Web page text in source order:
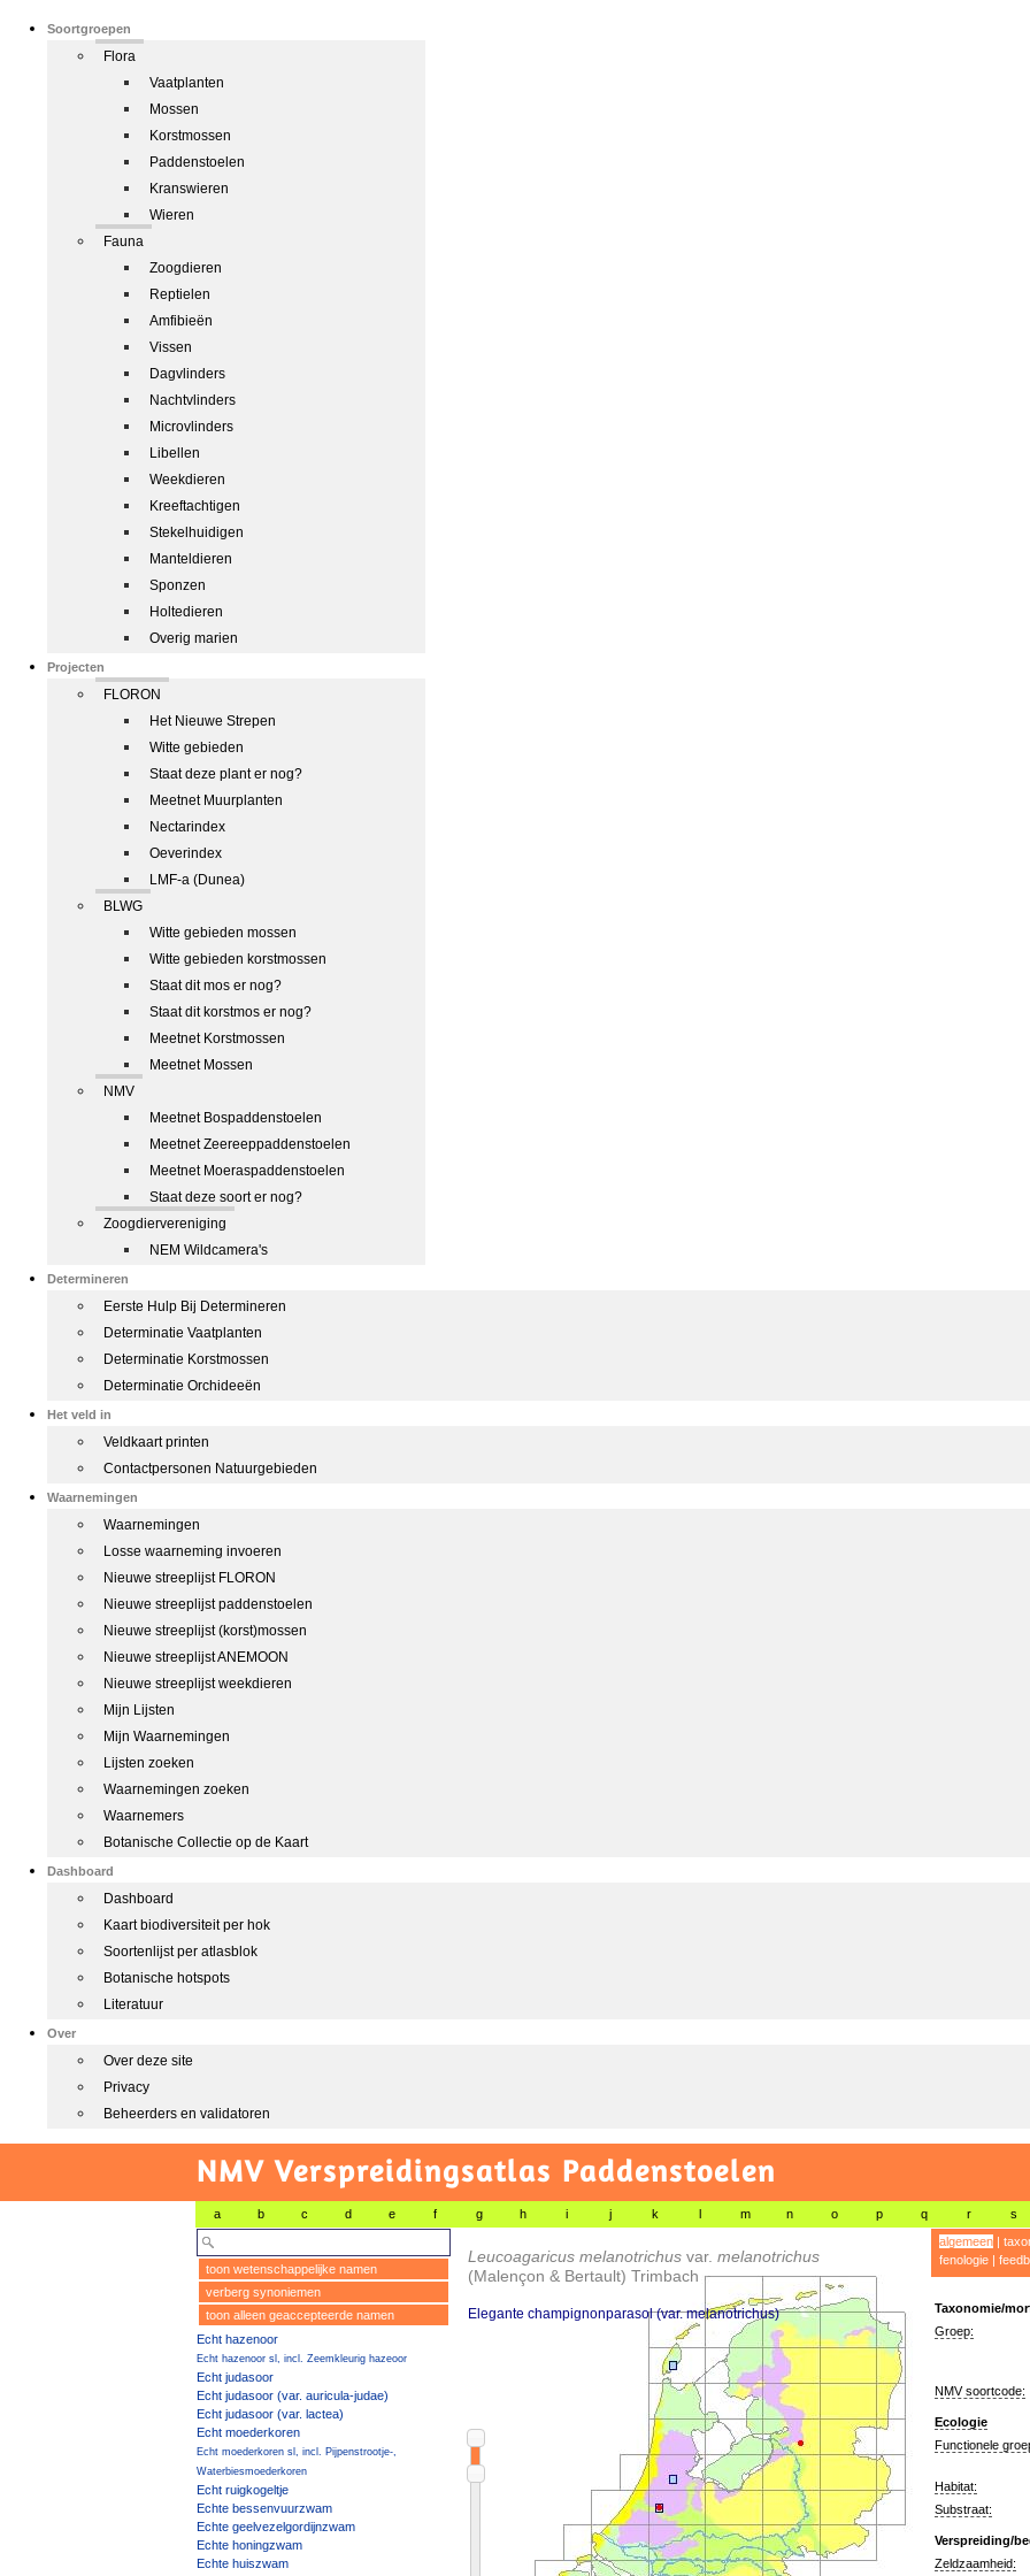
Soortgroepen
Flora
Vaatplanten
Mossen
Korstmossen
Paddenstoelen
Kranswieren
Wieren
Fauna
Zoogdieren
Reptielen
Amfibieën
Vissen
Dagvlinders
Nachtvlinders
Microvlinders
Libellen
Weekdieren
Kreeftachtigen
Stekelhuidigen
Manteldieren
Sponzen
Holtedieren
Overig marien
Projecten
FLORON
Het Nieuwe Strepen
Witte gebieden
Staat deze plant er nog?
Meetnet Muurplanten
Nectarindex
Oeverindex
LMF-a (Dunea)
BLWG
Witte gebieden mossen
Witte gebieden korstmossen
Staat dit mos er nog?
Staat dit korstmos er nog?
Meetnet Korstmossen
Meetnet Mossen
NMV
Meetnet Bospaddenstoelen
Meetnet Zeereeppaddenstoelen
Meetnet Moeraspaddenstoelen
Staat deze soort er nog?
Zoogdiervereniging
NEM Wildcamera's
Determineren
Eerste Hulp Bij Determineren
Determinatie Vaatplanten
Determinatie Korstmossen
Determinatie Orchideeën
Het veld in
Veldkaart printen
Contactpersonen Natuurgebieden
Waarnemingen
Waarnemingen
Losse waarneming invoeren
Nieuwe streeplijst FLORON
Nieuwe streeplijst paddenstoelen
Nieuwe streeplijst (korst)mossen
Nieuwe streeplijst ANEMOON
Nieuwe streeplijst weekdieren
Mijn Lijsten
Mijn Waarnemingen
Lijsten zoeken
Waarnemingen zoeken
Waarnemers
Botanische Collectie op de Kaart
Dashboard
Dashboard
Kaart biodiversiteit per hok
Soortenlijst per atlasblok
Botanische hotspots
Literatuur
Over
Over deze site
Privacy
Beheerders en validatoren
NMV Verspreidingsatlas Paddenstoelen
a b c d e f g h i j k l m n o p q r s
toon wetenschappelijke namen
verberg synoniemen
toon alleen geaccepteerde namen
Echt hazenoor
Echt hazenoor sl, incl. Zeemkleurig hazeoor
Echt judasoor
Echt judasoor (var. auricula-judae)
Echt judasoor (var. lactea)
Echt moederkoren
Echt moederkoren sl, incl. Pijpenstrootje-,
Waterbiesmoederkoren
Echt ruigkogeltje
Echte bessenvuurzwam
Echte geelvezelgordijnzwam
Echte honingzwam
Echte huiszwam
Leucoagaricus melanotrichus var. melanotrichus
(Malençon & Bertault) Trimbach
Elegante champignonparasol (var. melanotrichus)
algemeen|
fenologie|
Taxonomie/
Groep:
NMV soortcode:
Ecologie
Functionele
Habitat:
Substraat:
Verspreiding/
Zeldzaamheid: